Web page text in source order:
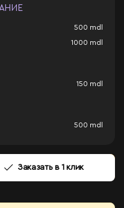
500 mdl
1000 mdl
150 mdl
500 mdl
Заказать в 1 клик